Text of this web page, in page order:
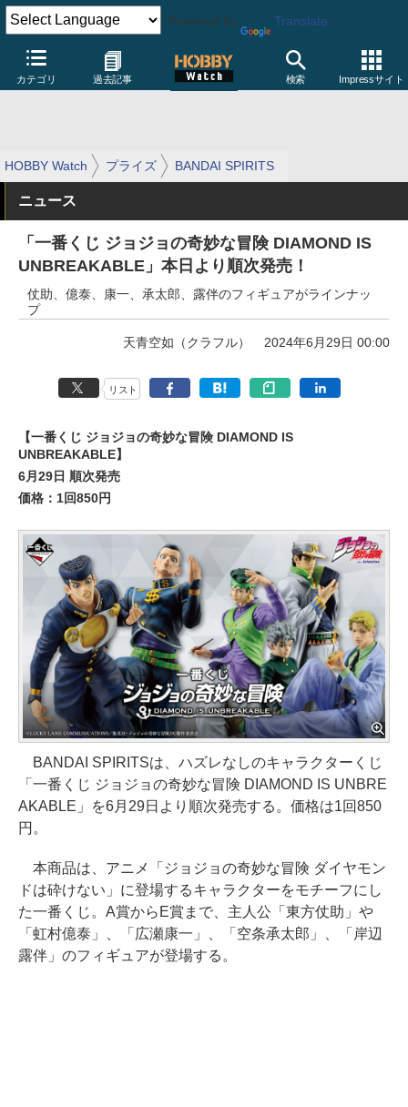
Powered by Translate
カテゴリ 過去記事 検索 Impressサイト
HOBBY Watch プライズ BANDAI SPIRITS
ニュース
「一番くじ ジョジョの奇妙な冒険 DIAMOND IS
UNBREAKABLE」本日より順次発売！
仗助、億泰、康一、承太郎、露伴のフィギュアがラインナッ
プ
天青空如（クラフル） 2024年6月29日 00:00
リスト
【一番くじ ジョジョの奇妙な冒険 DIAMOND IS
UNBREAKABLE】
6月29日 順次発売
価格：1回850円
BANDAI SPIRITSは、ハズレなしのキャラクターくじ
「一番くじ ジョジョの奇妙な冒険 DIAMOND IS UNBRE
AKABLE」を6月29日より順次発売する。価格は1回850
円。
本商品は、アニメ「ジョジョの奇妙な冒険 ダイヤモン
ドは砕けない」に登場するキャラクターをモチーフにし
た一番くじ。A賞からE賞まで、主人公「東方仗助」や
「虹村億泰」、「広瀬康一」、「空条承太郎」、「岸辺
露伴」のフィギュアが登場する。